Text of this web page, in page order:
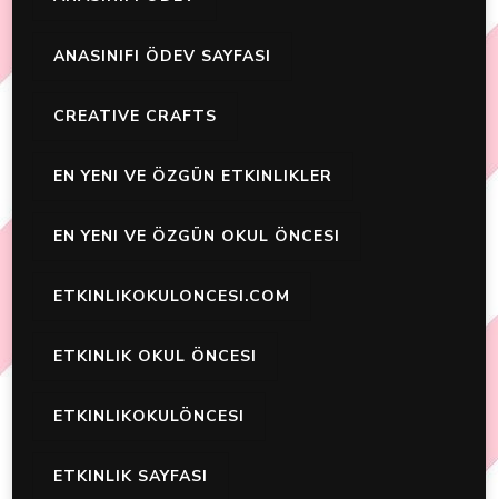
ANASINIFI ÖDEV SAYFASI
CREATIVE CRAFTS
EN YENI VE ÖZGÜN ETKINLIKLER
EN YENI VE ÖZGÜN OKUL ÖNCESI
ETKINLIKOKULONCESI.COM
ETKINLIK OKUL ÖNCESI
ETKINLIKOKULÖNCESI
ETKINLIK SAYFASI